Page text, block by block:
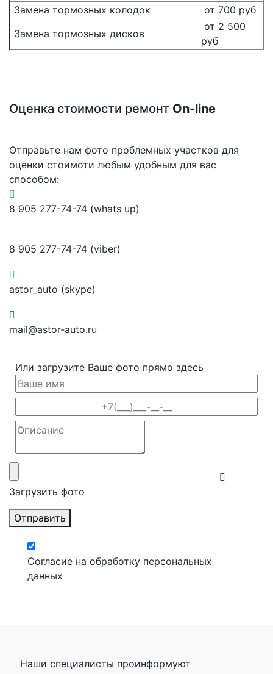
Замена тормозных колодок
от 700 руб
Замена тормозных дисков
от 2 500
руб
Оценка стоимости ремонт On-line
Отправьте нам фото проблемных участков для
оценки стоимоти любым удобным для вас
способом:
8 905 277-74-74 (whats up)
8 905 277-74-74 (viber)
astor_auto (skype)
mail@astor-auto.ru
Или загрузите Ваше фото прямо здесь
Загрузить фото
Отправить
Согласие на обработку персональных
данных
Наши специалисты проинформуют